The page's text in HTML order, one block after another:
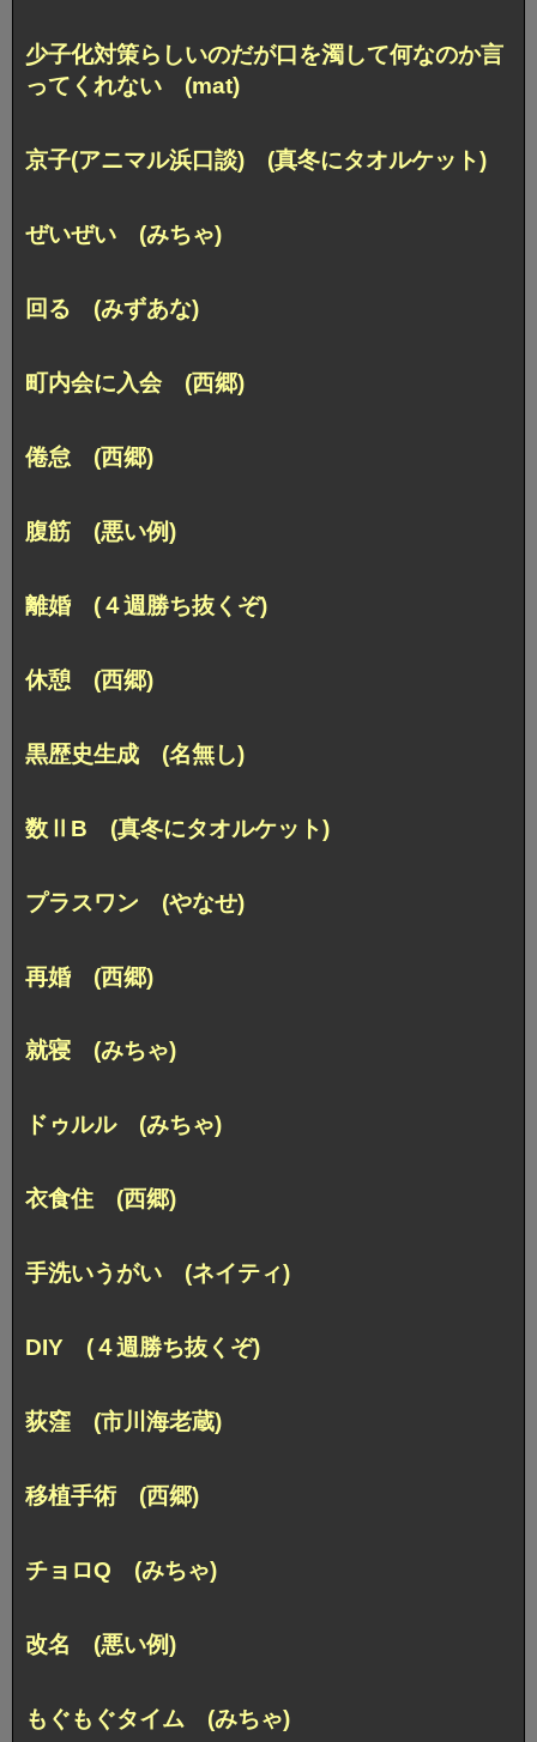
少子化対策らしいのだが口を濁して何なのか言
ってくれない (mat)
京子(アニマル浜口談) (真冬にタオルケット)
ぜいぜい (みちゃ)
回る (みずあな)
町内会に入会 (西郷)
倦怠 (西郷)
腹筋 (悪い例)
離婚 (４週勝ち抜くぞ)
休憩 (西郷)
黒歴史生成 (名無し)
数ⅡB (真冬にタオルケット)
プラスワン (やなせ)
再婚 (西郷)
就寝 (みちゃ)
ドゥルル (みちゃ)
衣食住 (西郷)
手洗いうがい (ネイティ)
DIY (４週勝ち抜くぞ)
荻窪 (市川海老蔵)
移植手術 (西郷)
チョロQ (みちゃ)
改名 (悪い例)
もぐもぐタイム (みちゃ)